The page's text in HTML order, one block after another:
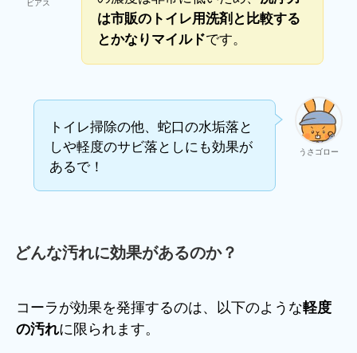
は市販のトイレ用洗剤と比較する
とかなりマイルドです。
うさゴロー
トイレ掃除の他、蛇口の水垢落と
しや軽度のサビ落としにも効果が
あるで！
どんな汚れに効果があるのか？
コーラが効果を発揮するのは、以下のような軽度
の汚れに限られます。